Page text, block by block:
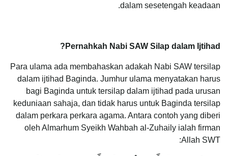
dalam sesetengah keadaan.
Pernahkah Nabi SAW Silap dalam Ijtihad?
Para ulama ada membahaskan adakah Nabi SAW tersilap
dalam ijtihad Baginda. Jumhur ulama menyatakan harus
bagi Baginda untuk tersilap dalam ijtihad pada urusan
keduniaan sahaja, dan tidak harus untuk Baginda tersilap
dalam perkara perkara agama. Antara contoh yang diberi
oleh Almarhum Syeikh Wahbah al-Zuhaily ialah firman
Allah SWT: